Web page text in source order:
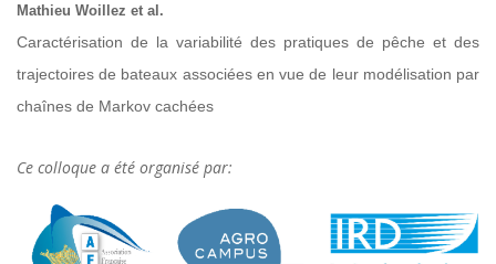
Mathieu Woillez et al.
Caractérisation de la variabilité des pratiques de pêche et des
trajectoires de bateaux associées en vue de leur modélisation par
chaînes de Markov cachées
Ce colloque a été organisé par: